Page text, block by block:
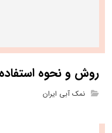
روش و نحوه
نمک آبی ایران